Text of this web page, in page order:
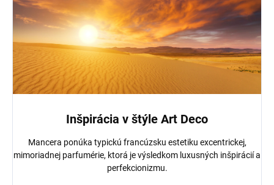
Inšpirácia v štýle Art Deco
Mancera ponúka typickú francúzsku estetiku excentrickej,
mimoriadnej parfumérie, ktorá je výsledkom luxusných inšpirácií a
perfekcionizmu.